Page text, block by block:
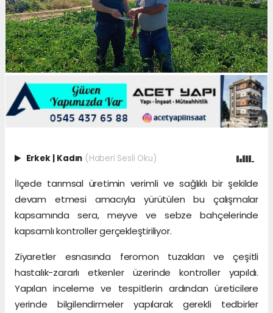
Erkek Kadın (Haberi Sesli Oku)
İlçede tarımsal üretimin verimli ve sağlıklı bir şekilde
devam etmesi amacıyla yürütülen bu çalışmalar
kapsamında sera, meyve ve sebze bahçelerinde
kapsamlı kontroller gerçekleştiriliyor.
Ziyaretler esnasında feromon tuzakları ve çeşitli
hastalık-zararlı etkenler üzerinde kontroller yapıldı.
Yapılan inceleme ve tespitlerin ardından üreticilere
yerinde bilgilendirmeler yapılarak gerekli tedbirler